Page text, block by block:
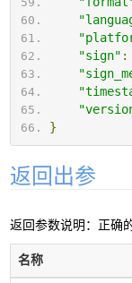
"sign" :
}
返回出参
返回参数说明：正确
名称